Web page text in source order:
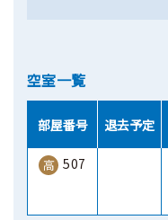
空室一覧
部屋番号 退去予定
高 507